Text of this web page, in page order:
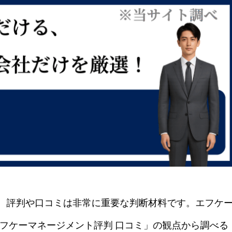
判や口コミは非常に重要な判断材料です。エフケー
ケーマネージメント評判 口コミ」の観点から調べる